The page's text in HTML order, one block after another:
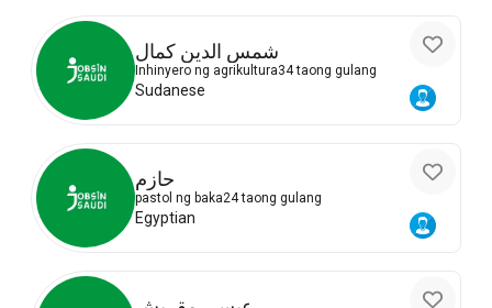
شمس الدين كمال
Inhinyero ng agrikultura34 taong gulang
Sudanese
حازم
pastol ng baka24 taong gulang
Egyptian